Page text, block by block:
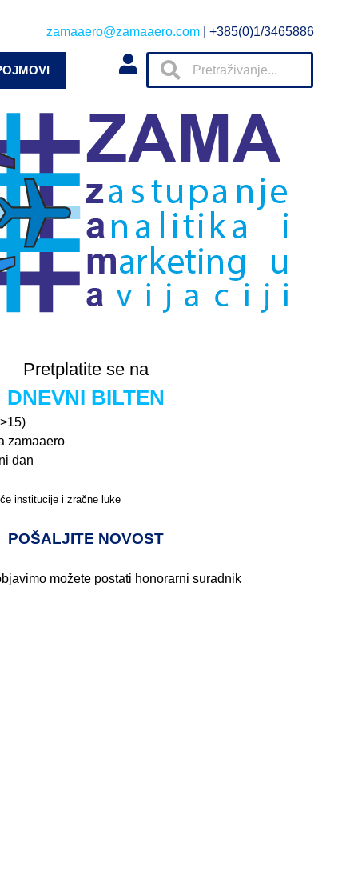
zamaaero@zamaaero.com | +385(0)1/3465886
Pretplatite se na
DNEVNI BILTEN
zamaaero
dan
institucije i zračne luke
POŠALJITE NOVOST
možete postati honorarni suradnik